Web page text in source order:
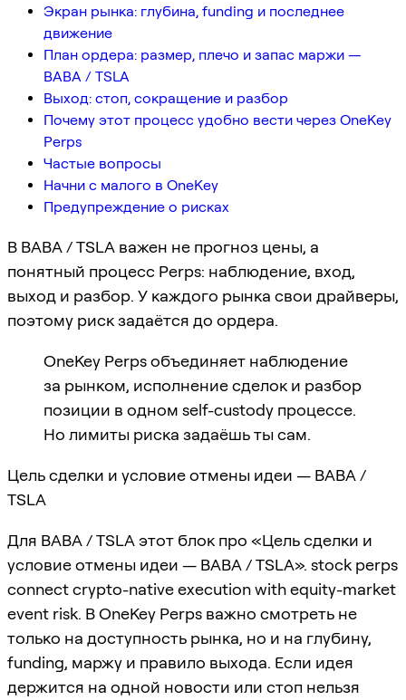
Экран рынка: глубина, funding и последнее
движение
План ордера: размер, плечо и запас маржи —
BABA / TSLA
Выход: стоп, сокращение и разбор
Почему этот процесс удобно вести через OneKey
Perps
Частые вопросы
Начни с малого в OneKey
Предупреждение о рисках
В BABA / TSLA важен не прогноз цены, а
понятный процесс Perps: наблюдение, вход,
выход и разбор. У каждого рынка свои драйверы,
поэтому риск задаётся до ордера.
OneKey Perps объединяет наблюдение
за рынком, исполнение сделок и разбор
позиции в одном self-custody процессе.
Но лимиты риска задаёшь ты сам.
Цель сделки и условие отмены идеи — BABA /
TSLA
Для BABA / TSLA этот блок про «Цель сделки и
условие отмены идеи — BABA / TSLA». stock perps
connect crypto-native execution with equity-market
event risk. В OneKey Perps важно смотреть не
только на доступность рынка, но и на глубину,
funding, маржу и правило выхода. Если идея
держится на одной новости или стоп нельзя